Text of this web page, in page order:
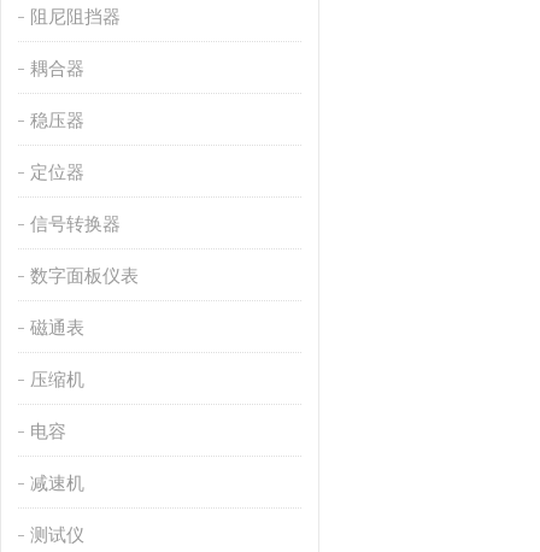
阻尼阻挡器
耦合器
稳压器
定位器
信号转换器
数字面板仪表
磁通表
压缩机
电容
减速机
测试仪